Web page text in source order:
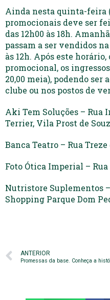
Ainda nesta quinta-feira
promocionais deve ser
das 12h00 às 18h.
passam a ser vendidos
às 12h. Após este horário,
promocional, os
20,00 meia), podendo
clube ou nos postos de
Aki Tem Soluções – Rua
Terrier, Vila Prost de
Banca Teatro – Rua
Foto Ótica Imperial –
Nutristore Suplementos
Shopping Parque Dom
ANTERIOR